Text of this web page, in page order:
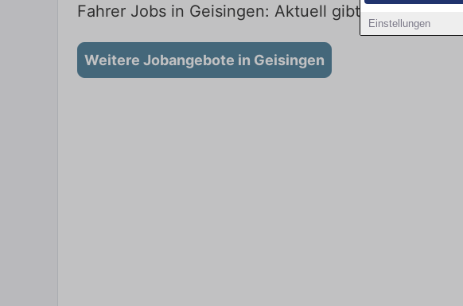
Einstellungen
Fahrer Jobs in Geisingen: Aktuell gibt es keine
Weitere Jobangebote in Geisingen